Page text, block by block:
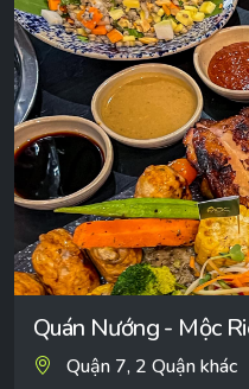
Quán Nướng - Mộc
Quận 7, 2 Quận khác